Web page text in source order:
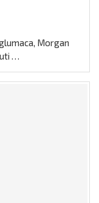
Morgan
…